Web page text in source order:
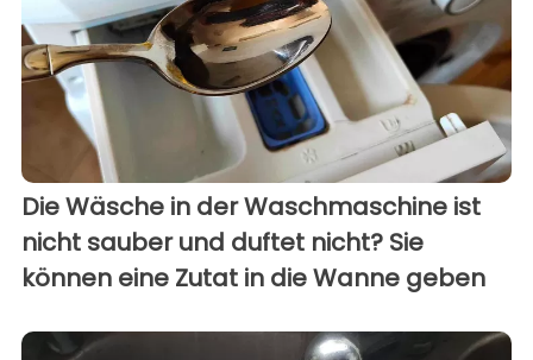
Die Wäsche in der Waschmaschine ist
nicht sauber und duftet nicht? Sie
können eine Zutat in die Wanne geben